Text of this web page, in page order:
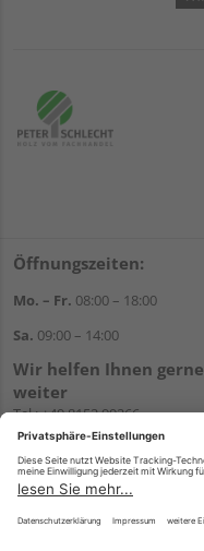
Öffnungszeiten:
Mo. – Fr. 08:00 – 18:00
Sa. 09:00 – 14:00
Wir helfen Ihnen gerne
weiter
Tel.:+49 8152 99266
E-Mail:shop@schlecht.de